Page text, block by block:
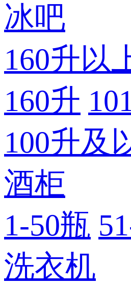
冰吧
160升以
160升
100升及
酒柜
1-50瓶
洗衣机